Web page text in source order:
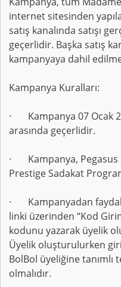
internet sitesinden
satış kanalında satışı
geçerlidir. Başka satış
kampanyaya dahil
Kampanya Kuralları:
· Kampanya 07 Ocak
arasında geçerlidir.
· Kampanya, Pegasus
Prestige Sadakat
· Kampanyadan
linki üzerinden “Kod
kodunu yazarak üyelik
Üyelik oluşturulurken
BolBol üyeliğine tanımlı
olmalıdır.